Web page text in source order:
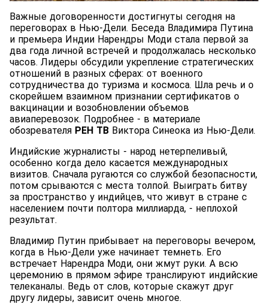
Важные договоренности достигнуты сегодня на
переговорах в Нью-Дели. Беседа Владимира Путина
и премьера Индии Нарендры Моди стала первой за
два года личной встречей и продолжалась несколько
часов. Лидеры обсудили укрепление стратегических
отношений в разных сферах: от военного
сотрудничества до туризма и космоса. Шла речь и о
скорейшем взаимном признании сертификатов о
вакцинации и возобновлении объемов
авиаперевозок. Подробнее - в материале
обозревателя РЕН ТВ Виктора Синеока из Нью-Дели.
Индийские журналисты - народ нетерпеливый,
особенно когда дело касается международных
визитов. Сначала ругаются со службой безопасности,
потом срываются с места толпой. Выиграть битву
за пространство у индийцев, что живут в стране с
населением почти полтора миллиарда, - неплохой
результат.
Владимир Путин прибывает на переговоры вечером,
когда в Нью-Дели уже начинает темнеть. Его
встречает Нарендра Моди, они жмут руки. А всю
церемонию в прямом эфире транслируют индийские
телеканалы. Ведь от слов, которые скажут друг
другу лидеры, зависит очень многое.